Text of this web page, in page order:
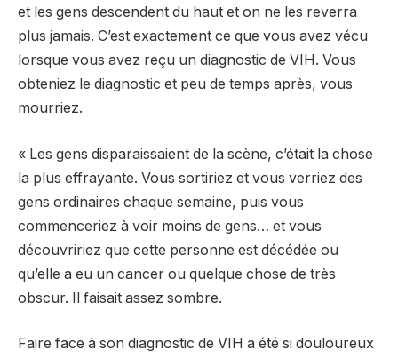
et les gens descendent du haut et on ne les reverra
plus jamais. C’est exactement ce que vous avez vécu
lorsque vous avez reçu un diagnostic de VIH. Vous
obteniez le diagnostic et peu de temps après, vous
mourriez.
« Les gens disparaissaient de la scène, c’était la chose
la plus effrayante. Vous sortiriez et vous verriez des
gens ordinaires chaque semaine, puis vous
commenceriez à voir moins de gens… et vous
découvririez que cette personne est décédée ou
qu’elle a eu un cancer ou quelque chose de très
obscur. Il faisait assez sombre.
Faire face à son diagnostic de VIH a été si douloureux